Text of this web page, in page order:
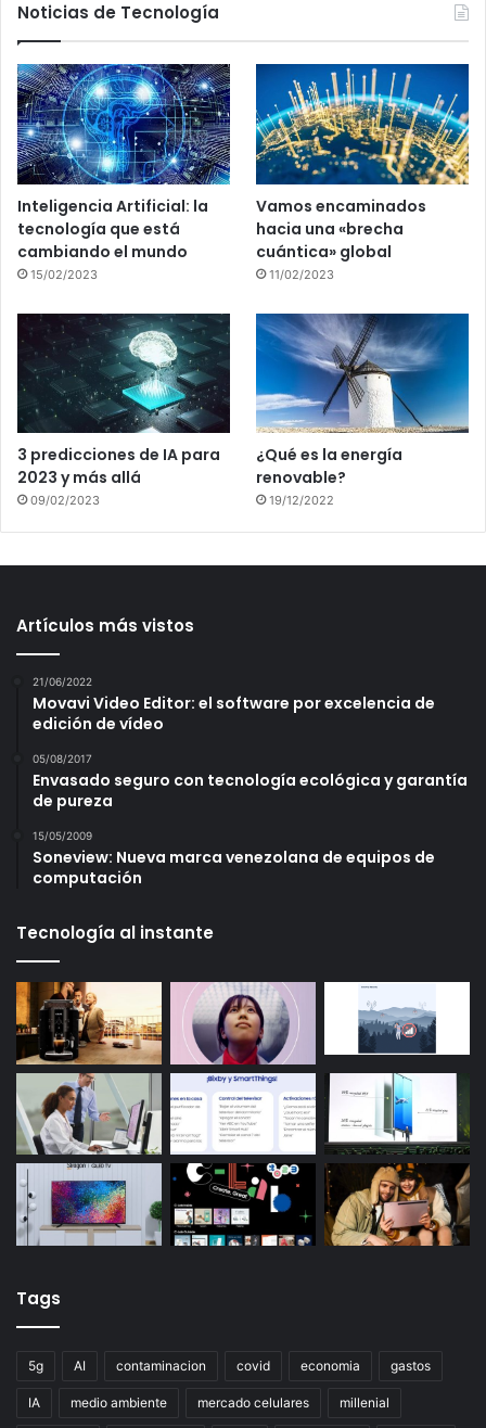
Noticias de Tecnología
Inteligencia Artificial: la
tecnología que está
cambiando el mundo
15/02/2023
Vamos encaminados
hacia una «brecha
cuántica» global
11/02/2023
3 predicciones de IA para
2023 y más allá
09/02/2023
¿Qué es la energía
renovable?
19/12/2022
Artículos más vistos
21/06/2022
Movavi Video Editor: el software por excelencia de
edición de vídeo
05/08/2017
Envasado seguro con tecnología ecológica y garantía
de pureza
15/05/2009
Soneview: Nueva marca venezolana de equipos de
computación
Tecnología al instante
Tags
5g AI contaminacion covid economia gastos
IA medio ambiente mercado celulares millenial